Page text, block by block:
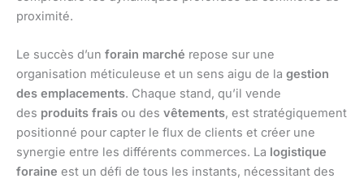
proximité.
Le succès d’un forain marché repose sur une
organisation méticuleuse et un sens aigu de la gestion
des emplacements. Chaque stand, qu’il vende
des produits frais ou des vêtements, est stratégiquement
positionné pour capter le flux de clients et créer une
synergie entre les différents commerces. La logistique
foraine est un défi de tous les instants, nécessitant des